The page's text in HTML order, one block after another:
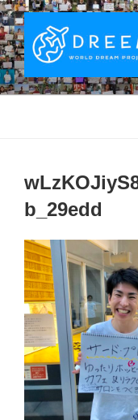
コ
ン
テ
ン
ツ
DREEM |
WORLD
夢をもつワクワクを世
b_29edd